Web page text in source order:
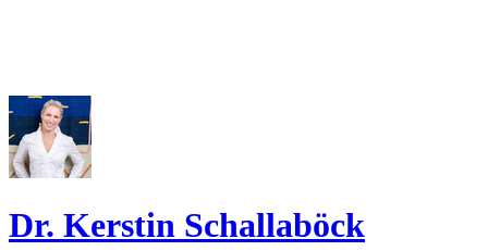
Dr. Kerstin Schallaböck